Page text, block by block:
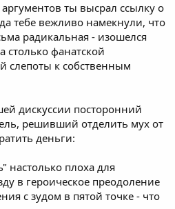
и открываем новые
ты высрал ссылку о
тебе вежливо намекнули, что
радикальная - изошелся
столько фанатской
слепоты к собственным
дискуссии посторонний
решивший отделить мух от
деньги:
настолько плоха для
в героическое преодоление
с зудом в пятой точке - что